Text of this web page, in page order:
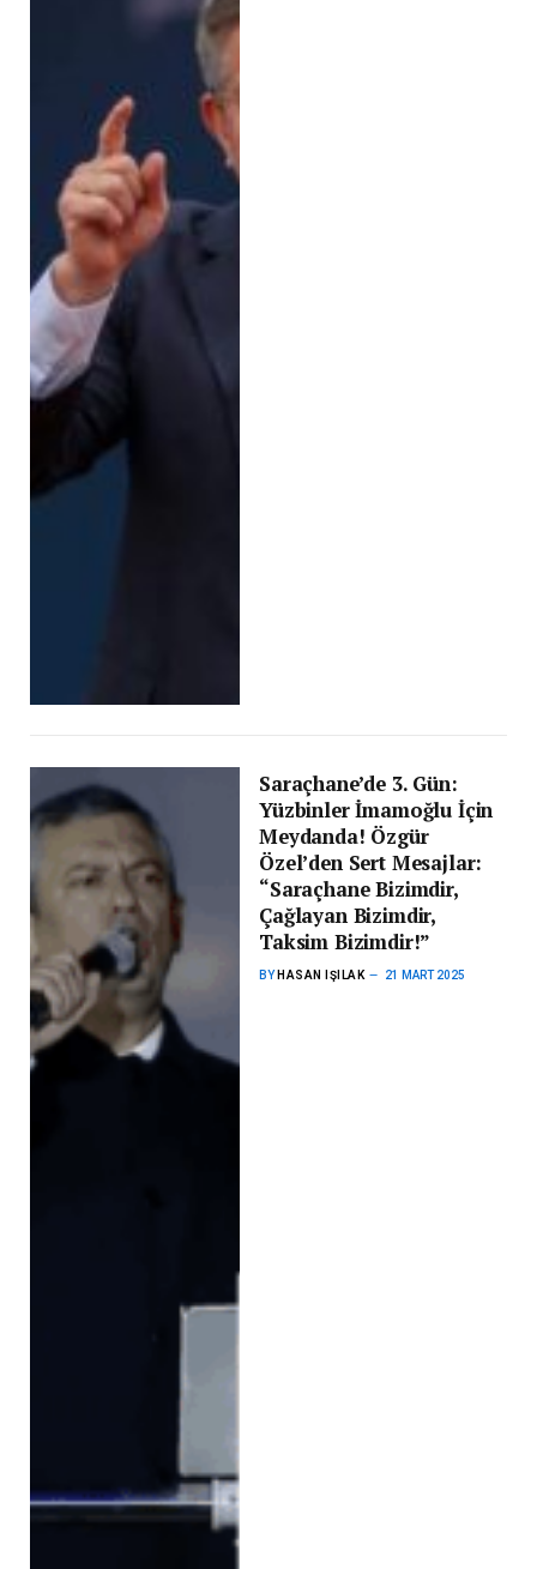
Saraçhane’de 3. Gün:
Yüzbinler İmamoğlu İçin
Meydanda! Özgür
Özel’den Sert Mesajlar:
“Saraçhane Bizimdir,
Çağlayan Bizimdir,
Taksim Bizimdir!”
BY HASAN IŞILAK 21 MART 2025